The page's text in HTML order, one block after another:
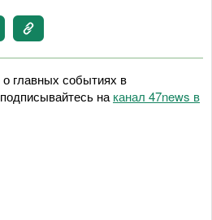
главных событиях в
на канал 47news в